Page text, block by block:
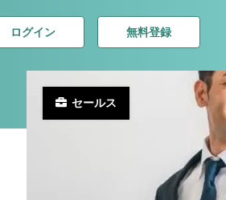
ログイン 無料登録
セールス